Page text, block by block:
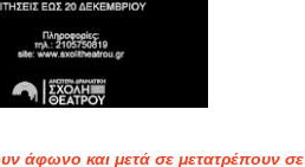
άφωνο και μετά σε μετατρέπουν σε